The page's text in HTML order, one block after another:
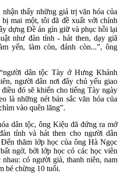
thấy những giá trị văn hóa của
mai một, tôi đã đề xuất với chính
dựng Đề án gìn giữ và phục hồi lại
như đàn tính - hát then, dạy giã
yến, làm còn, đánh còn...”, ông
dân tộc Tày ở Hưng Khánh
người dân nơi đây chủ yếu giao
đó sẽ khiến cho tiếng Tày ngày
là những nét bản sắc văn hóa của
vào quên lãng”.
dân tộc, ông Kiệu đã đứng ra mở
tính và hát then cho người dân
thăm lớp học của ông Hà Ngọc
ngờ, bởi lớp học có các học viên
có người già, thanh niên, nam
bé chừng 10 tuổi.